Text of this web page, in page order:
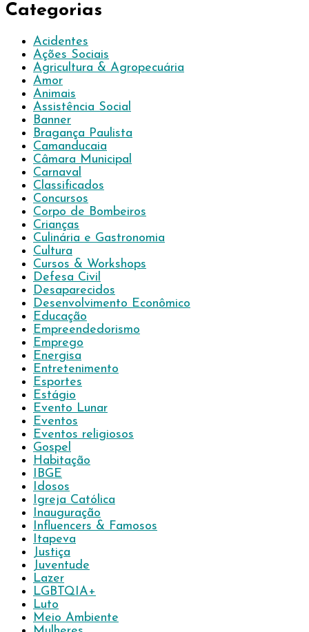
Categorias
Acidentes
Ações Sociais
Agricultura & Agropecuária
Amor
Animais
Assistência Social
Banner
Bragança Paulista
Camanducaia
Câmara Municipal
Carnaval
Classificados
Concursos
Corpo de Bombeiros
Crianças
Culinária e Gastronomia
Cultura
Cursos & Workshops
Defesa Civil
Desaparecidos
Desenvolvimento Econômico
Educação
Empreendedorismo
Emprego
Energisa
Entretenimento
Esportes
Estágio
Evento Lunar
Eventos
Eventos religiosos
Gospel
Habitação
IBGE
Idosos
Igreja Católica
Inauguração
Influencers & Famosos
Itapeva
Justiça
Juventude
Lazer
LGBTQIA+
Luto
Meio Ambiente